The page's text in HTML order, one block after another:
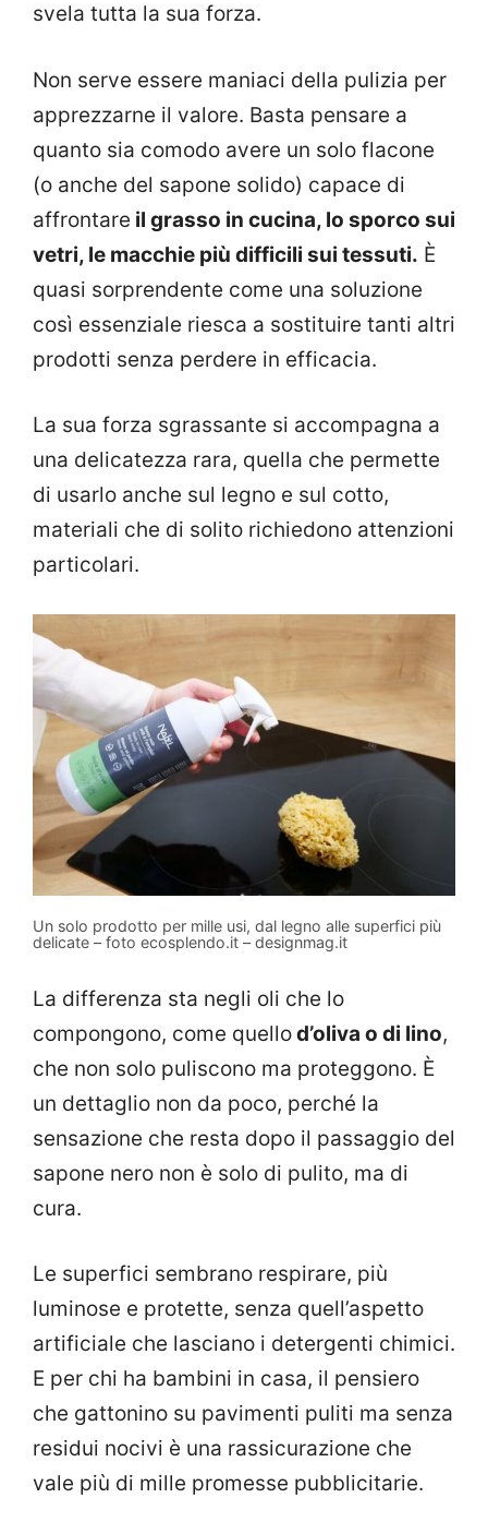
svela tutta la sua forza.
Non serve essere maniaci della pulizia per
apprezzarne il valore. Basta pensare a
quanto sia comodo avere un solo flacone
(o anche del sapone solido) capace di
affrontare il grasso in cucina, lo sporco sui
vetri, le macchie più difficili sui tessuti. È
quasi sorprendente come una soluzione
così essenziale riesca a sostituire tanti altri
prodotti senza perdere in efficacia.
La sua forza sgrassante si accompagna a
una delicatezza rara, quella che permette
di usarlo anche sul legno e sul cotto,
materiali che di solito richiedono attenzioni
particolari.
Un solo prodotto per mille usi, dal legno alle superfici più
delicate – foto ecosplendo.it – designmag.it
La differenza sta negli oli che lo
compongono, come quellod’oliva o di lino,
che non solo puliscono ma proteggono. È
un dettaglio non da poco, perché la
sensazione che resta dopo il passaggio del
sapone nero non è solo di pulito, ma di
cura.
Le superfici sembrano respirare, più
luminose e protette, senza quell’aspetto
artificiale che lasciano i detergenti chimici.
E per chi ha bambini in casa, il pensiero
che gattonino su pavimenti puliti ma senza
residui nocivi è una rassicurazione che
vale più di mille promesse pubblicitarie.